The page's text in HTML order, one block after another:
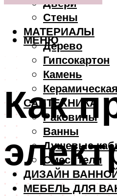
Двери
Стены
МАТЕРИАЛЫ
Дерево
Гипсокартон
Камень
САНТЕХНИКА
Раковины
Ванны
Душевые
Смесители
ДИЗАЙН
МЕБЕЛЬ ДЛЯ
МЕНЮ
Как